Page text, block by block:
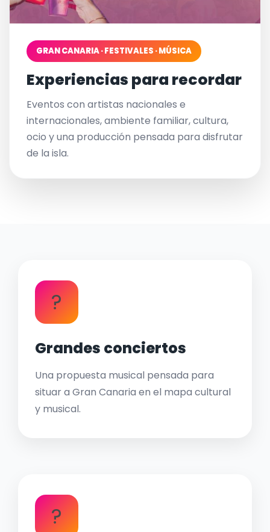
GRAN CANARIA · FESTIVALES · MÚSICA
Experiencias para recordar
Eventos con artistas nacionales e
internacionales, ambiente familiar, cultura,
ocio y una producción pensada para disfrutar
de la isla.
?
Grandes conciertos
Una propuesta musical pensada para
situar a Gran Canaria en el mapa cultural
y musical.
?